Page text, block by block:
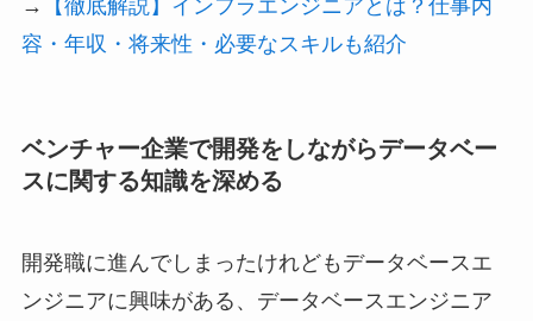
→
【徹底解説】インフラエンジニアとは？仕事内
容・年収・将来性・必要なスキルも紹介
ベンチャー企業で開発をしながらデータベー
スに関する知識を深める
開発職に進んでしまったけれどもデータベースエ
ンジニアに興味がある、データベースエンジニア